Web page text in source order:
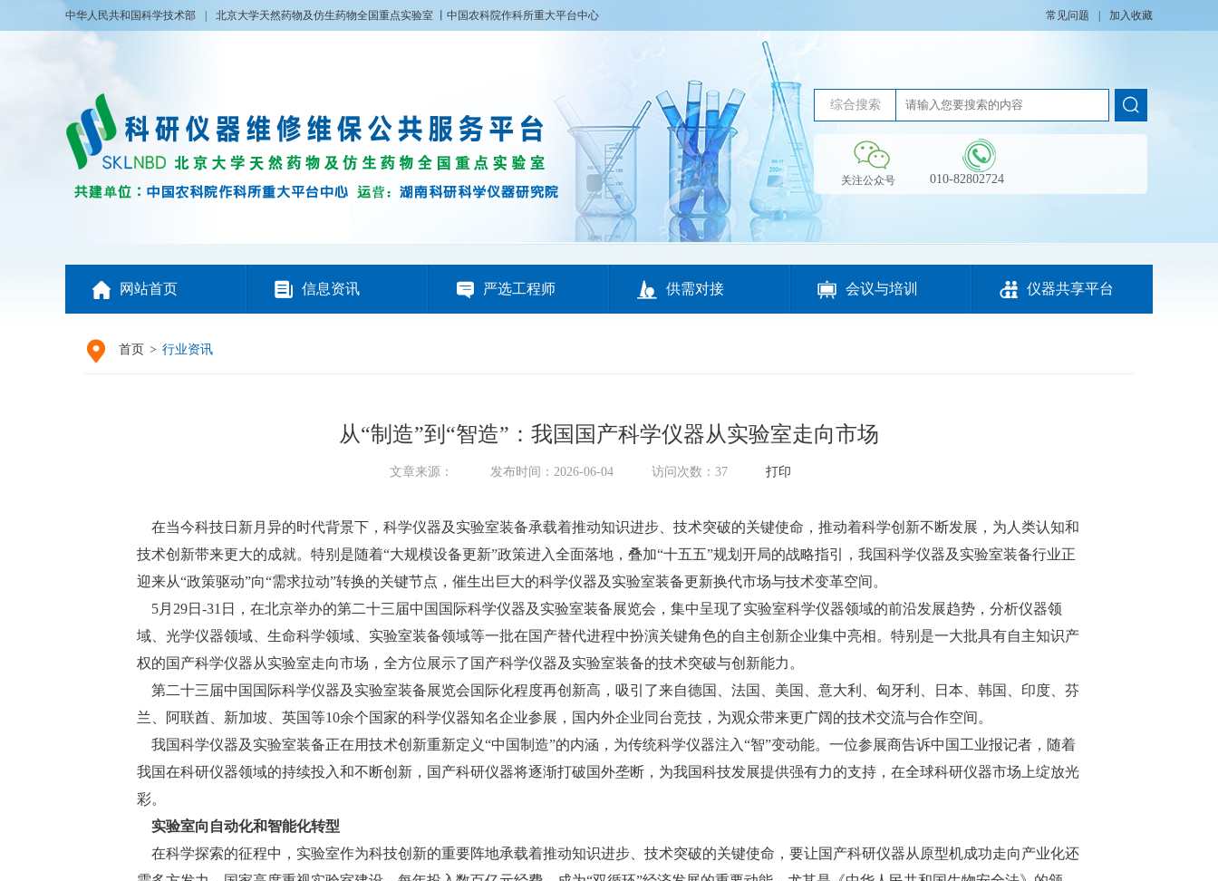
中华人民共和国科学技术部 北京大学天然药物及仿生药物全国重点实验室 中国农科院作科所重大平台中心 常见问题 加入收藏
综合搜索
关注公众号 010-82802724
 网站首页  信息资讯  严选工程师  供需对接  会议与培训  仪器共享平台
 首页 > 行业资讯
从“制造”到“智造”：我国国产科学仪器从实验室走向市场
文章来源： 发布时间：2026-06-04 访问次数： 37 打印
在当今科技日新月异的时代背景下，科学仪器及实验室装备承载着推动知识进步、技术突破的关键使命，推动着科学创新不断发展，为人类认知和
技术创新带来更大的成就。特别是随着“大规模设备更新”政策进入全面落地，叠加“十五五”规划开局的战略指引，我国科学仪器及实验室装备行业正
迎来从“政策驱动”向“需求拉动”转换的关键节点，催生出巨大的科学仪器及实验室装备更新换代市场与技术变革空间。
5月29日-31日，在北京举办的第二十三届中国国际科学仪器及实验室装备展览会，集中呈现了实验室科学仪器领域的前沿发展趋势，分析仪器领
域、光学仪器领域、生命科学领域、实验室装备领域等一批在国产替代进程中扮演关键角色的自主创新企业集中亮相。特别是一大批具有自主知识产
权的国产科学仪器从实验室走向市场，全方位展示了国产科学仪器及实验室装备的技术突破与创新能力。
第二十三届中国国际科学仪器及实验室装备展览会国际化程度再创新高，吸引了来自德国、法国、美国、意大利、匈牙利、日本、韩国、印度、芬
兰、阿联酋、新加坡、英国等10余个国家的科学仪器知名企业参展，国内外企业同台竞技，为观众带来更广阔的技术交流与合作空间。
我国科学仪器及实验室装备正在用技术创新重新定义“中国制造”的内涵，为传统科学仪器注入“智”变动能。一位参展商告诉中国工业报记者，随着
我国在科研仪器领域的持续投入和不断创新，国产科研仪器将逐渐打破国外垄断，为我国科技发展提供强有力的支持，在全球科研仪器市场上绽放光
彩。
实验室向自动化和智能化转型
在科学探索的征程中，实验室作为科技创新的重要阵地承载着推动知识进步、技术突破的关键使命，要让国产科研仪器从原型机成功走向产业化还